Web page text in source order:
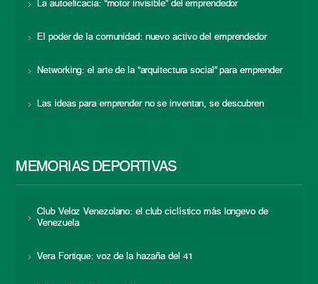
La autoeficacia: “motor invisible” del emprendedor
El poder de la comunidad: nuevo activo del emprendedor
Networking: el arte de la “arquitectura social” para emprender
Las ideas para emprender no se inventan, se descubren
MEMORIAS DEPORTIVAS
Club Veloz Venezolano: el club ciclístico más longevo de
Venezuela
Vera Fortique: voz de la hazaña del 41